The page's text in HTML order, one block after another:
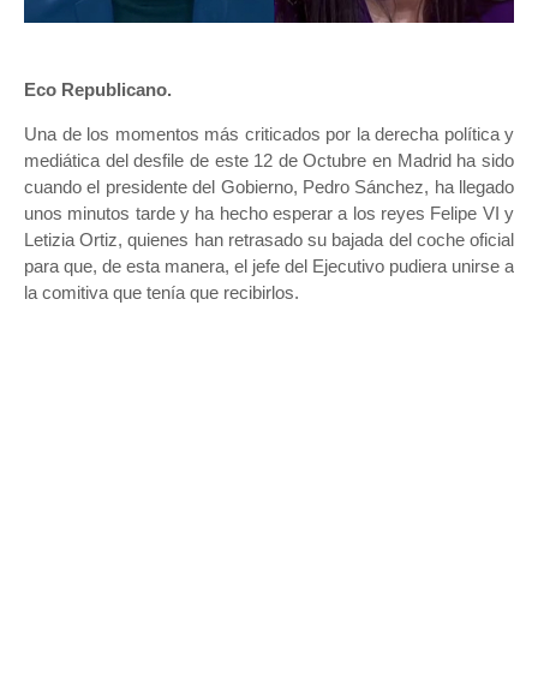
Eco Republicano.
Una de los momentos más criticados por la derecha política y
mediática del desfile de este 12 de Octubre en Madrid ha sido
cuando el presidente del Gobierno, Pedro Sánchez, ha llegado
unos minutos tarde y ha hecho esperar a los reyes Felipe VI y
Letizia Ortiz, quienes han retrasado su bajada del coche oficial
para que, de esta manera, el jefe del Ejecutivo pudiera unirse a
la comitiva que tenía que recibirlos.